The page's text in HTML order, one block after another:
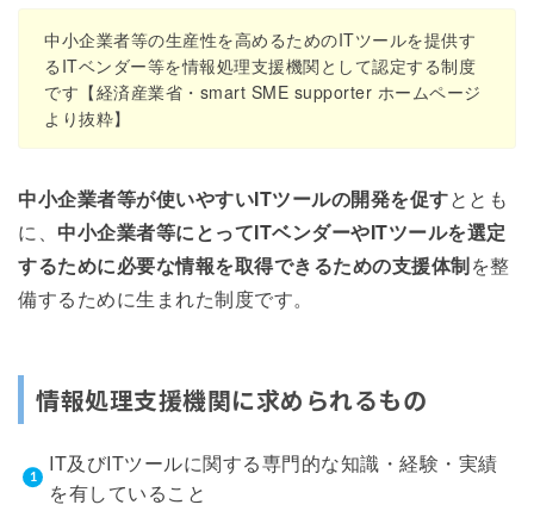
中小企業者等の生産性を高めるためのITツールを提供す
るITベンダー等を情報処理支援機関として認定する制度
です【経済産業省・smart SME supporter ホームページ
より抜粋】
中小企業者等が使いやすいITツールの開発を促すととも
に、 中小企業者等にとってITベンダーやITツールを選定
するために必要な情報を取得できるための支援体制を整
備するために生まれた制度です。
情報処理支援機関に求められるもの
IT及びITツールに関する専門的な知識・経験・実績
を有していること